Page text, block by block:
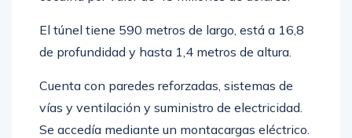
El túnel tiene 590 metros de largo, está a 16,8
de profundidad y hasta 1,4 metros de altura.
Cuenta con paredes reforzadas, sistemas de
vías y ventilación y suministro de electricidad.
Se accedía mediante un montacargas eléctrico.